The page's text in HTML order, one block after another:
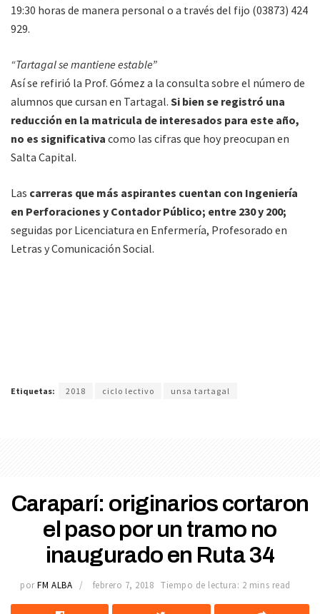
19:30 horas de manera personal o a través del fijo (03873) 424
929.
“Tartagal se mantiene estable”
Así se refirió la Prof. Gómez a la consulta sobre el número de
alumnos que cursan en Tartagal. Si bien se registró una
reducción en la matricula de interesados para este año,
no es significativa como las cifras que hoy preocupan en
Salta Capital.
Las carreras que más aspirantes cuentan con Ingeniería
en Perforaciones y Contador Público; entre 230 y 200;
seguidas por Licenciatura en Enfermería, Profesorado en
Letras y Comunicación Social.
Etiquetas: 2018 ciclo lectivo unsa tartagal
Caraparí: originarios cortaron
el paso por un tramo no
inaugurado en Ruta 34
por FM ALBA febrero 7, 2018 Tiempo de lectura: 2 mins read